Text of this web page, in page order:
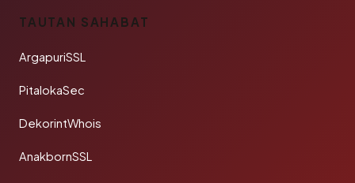
TAUTAN SAHABAT
ArgapuriSSL
PitalokaSec
DekorintWhois
AnakbornSSL